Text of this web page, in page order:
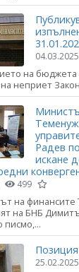
04.03.2025
на бюджета
неприет
Радев
искане
499
на финансите
на БНБ
писмо,...
Позиция
25.02.2025